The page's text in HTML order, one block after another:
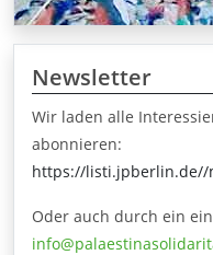
Newsletter
Wir laden alle
abonnieren:
https://
Oder auch durch ein